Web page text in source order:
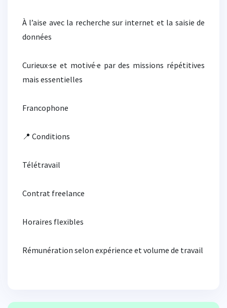
À l’aise avec la recherche sur internet et la saisie de
données
Curieux·se et motivé·e par des missions répétitives
mais essentielles
Francophone
📍 Conditions
Télétravail
Contrat freelance
Horaires flexibles
Rémunération selon expérience et volume de travail